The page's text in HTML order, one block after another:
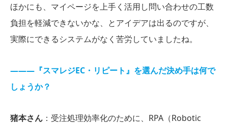
ほかにも、マイページを上手く活用し問い合わせの工数
負担を軽減できないかな、とアイデアは出るのですが、
実際にできるシステムがなく苦労していましたね。
―――『スマレジEC・リピート』を選んだ決め手は何で
しょうか？
猪本さん ：受注処理効率化のために、RPA（Robotic